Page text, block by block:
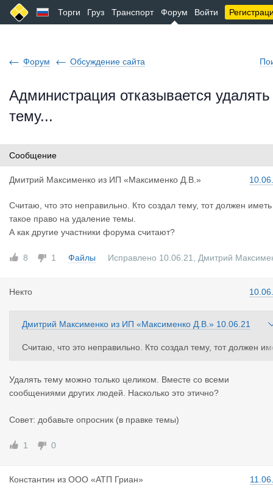
Торги Груз Транспорт Форум Войти
Форум Обсуждение сайта
Администрация отказывается удалять
тему...
Сообщение
Дмитрий Максименко из ИП «Максименко Д.В.»
Считаю, что это неправильно. Кто создал тему, тот должен иметь
такое право на удаление темы.
А как другие участники форума считают?
8 1 Файлы Исправлено 10.06.21
Дмитрий
Некто
Дмитрий Максименко из ИП «Максименко Д.В.» 10.06.21
Считаю, что это неправильно. Кто создал тему, тот должен
Удалять тему можно только целиком. Вместе со всеми
сообщениями других людей. Насколько это этично?
Совет: добавьте опросник (в правке темы)
1 0
Константин из ООО «АТП Гриан»